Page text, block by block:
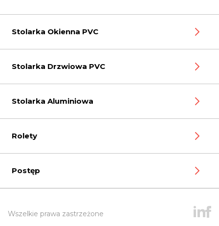
Stolarka Okienna PVC
Stolarka Drzwiowa PVC
Stolarka Aluminiowa
Rolety
Postęp
Wszelkie prawa zastrzeżone